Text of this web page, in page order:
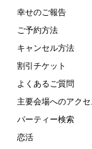
幸せのご報告
ご予約方法
キャンセル方法
割引チケット
よくあるご質問
主要会場へのアクセ
パーティー検索
恋活